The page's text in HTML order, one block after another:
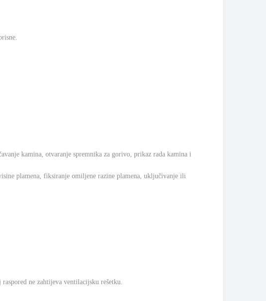
kamina, otvaranje spremnika za gorivo, prikaz rada kamina i
plamena, fiksiranje omiljene razine plamena, uključivanje ili
ne zahtijeva ventilacijsku rešetku.